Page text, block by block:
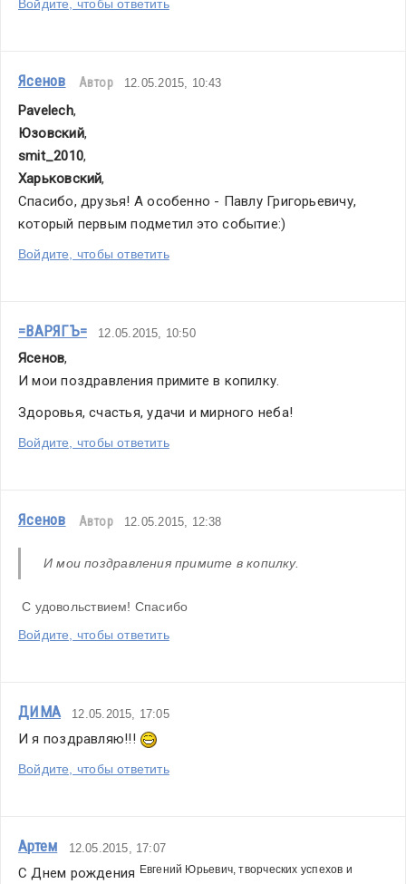
Войдите, чтобы ответить
Ясенов Автор 12.05.2015, 10:43
Pavelech,
Юзовский,
smit_2010,
Харьковский,
Спасибо, друзья! А особенно - Павлу Григорьевичу,
который первым подметил это событие:)
Войдите, чтобы ответить
=ВАРЯГЪ= 12.05.2015, 10:50
Ясенов,
И мои поздравления примите в копилку.
Здоровья, счастья, удачи и мирного неба!
Войдите, чтобы ответить
Ясенов Автор 12.05.2015, 12:38
И мои поздравления примите в копилку.
С удовольствием! Спасибо
Войдите, чтобы ответить
ДИМА 12.05.2015, 17:05
И я поздравляю!!!
Войдите, чтобы ответить
Артем 12.05.2015, 17:07
С Днем рождения Евгений Юрьевич, творческих успехов и